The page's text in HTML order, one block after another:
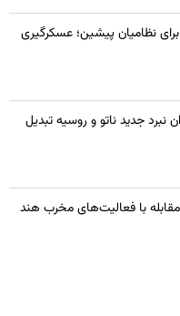
برای نظامیان پیشین؛ عسکرگیری
نبرد جدید ناتو و روسیه تبدیل
با فعالیت‌های مخرب هند